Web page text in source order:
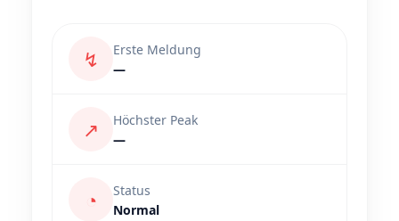
↯
Erste Meldung
—
↗
Höchster Peak
—
◔
Status
Normal